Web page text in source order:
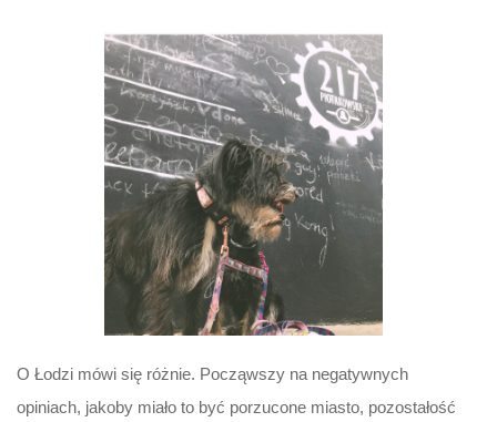
O Łodzi mówi się różnie. Począwszy na negatywnych
opiniach, jakoby miało to być porzucone miasto, pozostałość